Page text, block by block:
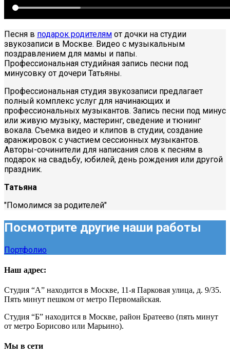
Песня в подарок родителям от дочки на студии
звукозаписи в Москве. Видео с музыкальным
поздравлением для мамы и папы.
Профессиональная студийная запись песни под
минусовку от дочери Татьяны.
Профессиональная студия звукозаписи предлагает
полный комплекс услуг для начинающих и
профессиональных музыкантов. Запись песни под минус
или живую музыку, мастеринг, сведение и тюнинг
вокала. Съемка видео и клипов в студии, создание
аранжировок с участием сессионных музыкантов.
Авторы-сочинители для написания слов к песням в
подарок на свадьбу, юбилей, день рождения или другой
праздник.
Татьяна
"Помолимся за родителей"
Посмотрите другие наши работы
Портфолио
Наш адрес:
Студия “А” находится в Москве, 11-я Парковая улица, д. 9/35.
Пять минут пешком от метро Первомайская.
Студия “Б” находится в Москве, район Братеево (пять минут
от метро Борисово или Марьино).
Мы в сети